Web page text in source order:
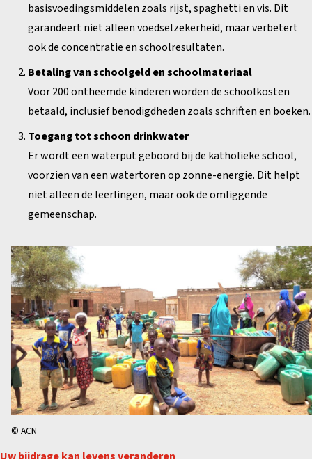
basisvoedingsmiddelen zoals rijst, spaghetti en vis. Dit
garandeert niet alleen voedselzekerheid, maar verbetert
ook de concentratie en schoolresultaten.
Betaling van schoolgeld en schoolmateriaal
Voor 200 ontheemde kinderen worden de schoolkosten
betaald, inclusief benodigdheden zoals schriften en boeken.
Toegang tot schoon drinkwater
Er wordt een waterput geboord bij de katholieke school,
voorzien van een watertoren op zonne-energie. Dit helpt
niet alleen de leerlingen, maar ook de omliggende
gemeenschap.
© ACN